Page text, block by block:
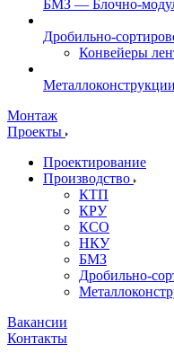
БМЗ — Блочно-
Дробильно-
Конвейеры
Металлоконструкции
Монтаж
Проекты
Проектирование
Производство
КТП
КРУ
КСО
НКУ
БМЗ
Дробильно-
Вакансии
Контакты